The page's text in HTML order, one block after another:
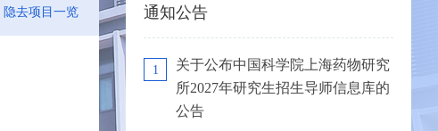
隐去项目一览 通知公告
1
关于公布中国科学院上海药物研究
所2027年研究生招生导师信息库的
公告